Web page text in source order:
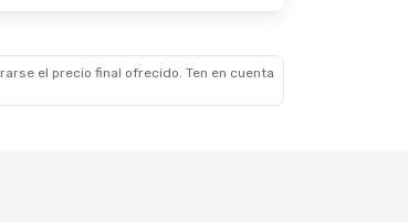
el precio final ofrecido. Ten en cuenta